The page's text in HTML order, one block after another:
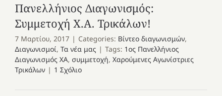
Πανελλήνιος Διαγωνισμός:
Συμμετοχή Χ.Α. Τρικάλων!
7 Μαρτίου, 2017 | Categories: Βίντεο διαγωνισμών,
Διαγωνισμοί, Τα νέα μας | Tags: 1ος Πανελλήνιος
Διαγωνισμός ΧΑ, συμμετοχή, Χαρούμενες Αγωνίστριες
Τρικάλων | 1 Σχόλιο